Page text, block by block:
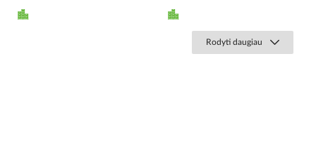
Rodyti daugiau